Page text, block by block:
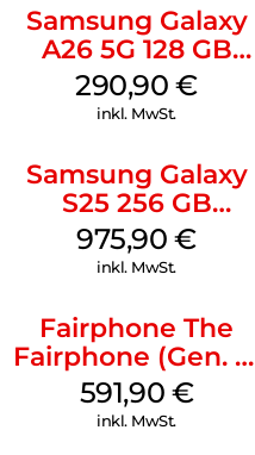
Samsung Galaxy
A26 5G 128 GB
White
290,90€
inkl. MwSt.
Samsung Galaxy
S25 256 GB
Icyblue
975,90€
inkl. MwSt.
Fairphone The
Fairphone (Gen. 6)
256 GB Forest
Green
591,90 €
inkl. MwSt.